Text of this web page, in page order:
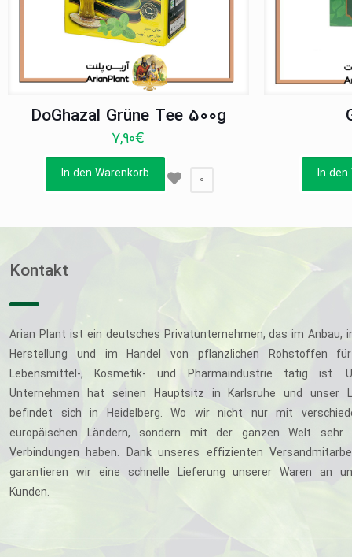
DoGhazal Grüne Tee 500g
7,90€
In den Warenkorb 0 In den
Kontakt
Arian Plant ist ein deutsches Privatunternehmen, das im Anbau,
Herstellung und im Handel von pflanzlichen Rohstoffen
Lebensmittel-, Kosmetik- und Pharmaindustrie tätig ist.
Unternehmen hat seinen Hauptsitz in Karlsruhe und unser
befindet sich in Heidelberg. Wo wir nicht nur mit
europäischen Ländern, sondern mit der ganzen Welt sehr
Verbindungen haben. Dank unseres effizienten
garantieren wir eine schnelle Lieferung unserer Waren an
Kunden.